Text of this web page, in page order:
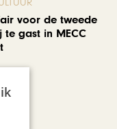
voor de tweede
te gast in MECC